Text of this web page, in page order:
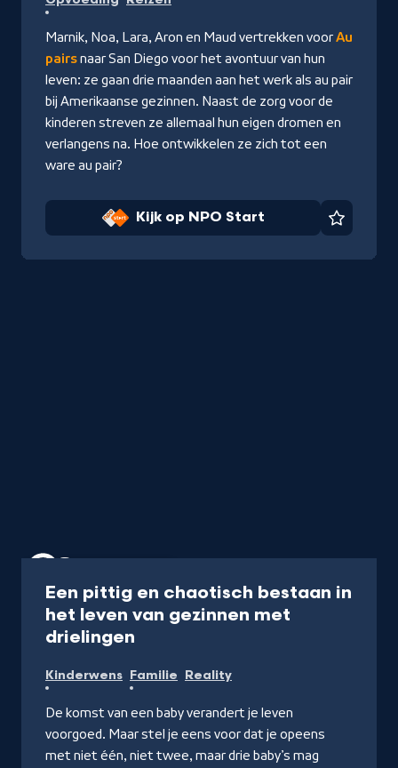
NPO
Start
Marnik, Noa, Lara, Aron en Maud vertrekken voorAu
pairsnaar San Diego voor het avontuur van hun
leven: ze gaan drie maanden aan het werk als au pair
bij Amerikaanse gezinnen. Naast de zorg voor de
kinderen streven ze allemaal hun eigen dromen en
verlangens na. Hoe ontwikkelen ze zich tot een
ware au pair?
Kijk op NPO Start
Een pittig en chaotisch bestaan in
het leven van gezinnen met
drielingen
op
NPO
Start
Kinderwens Familie Reality
De komst van een baby verandert je leven
voorgoed. Maar stel je eens voor dat je opeens
met niet één, niet twee, maar drie baby’s mag